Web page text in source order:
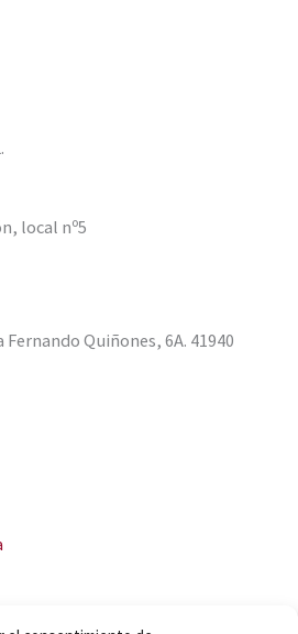
local nº5
Quiñones, 6A. 41940